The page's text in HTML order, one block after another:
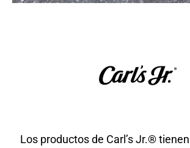
Los productos de Carl’s Jr.®